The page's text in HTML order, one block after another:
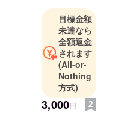
目標金額
未達なら
全額返金
されます
(All-or-
Nothing
方式)
3,000円